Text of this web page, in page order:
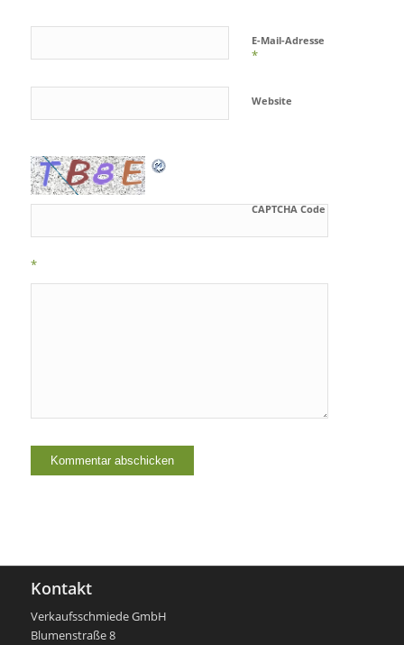
E-Mail-Adresse
*
Website
CAPTCHA Code
*
Kontakt
Verkaufsschmiede GmbH
Blumenstraße 8